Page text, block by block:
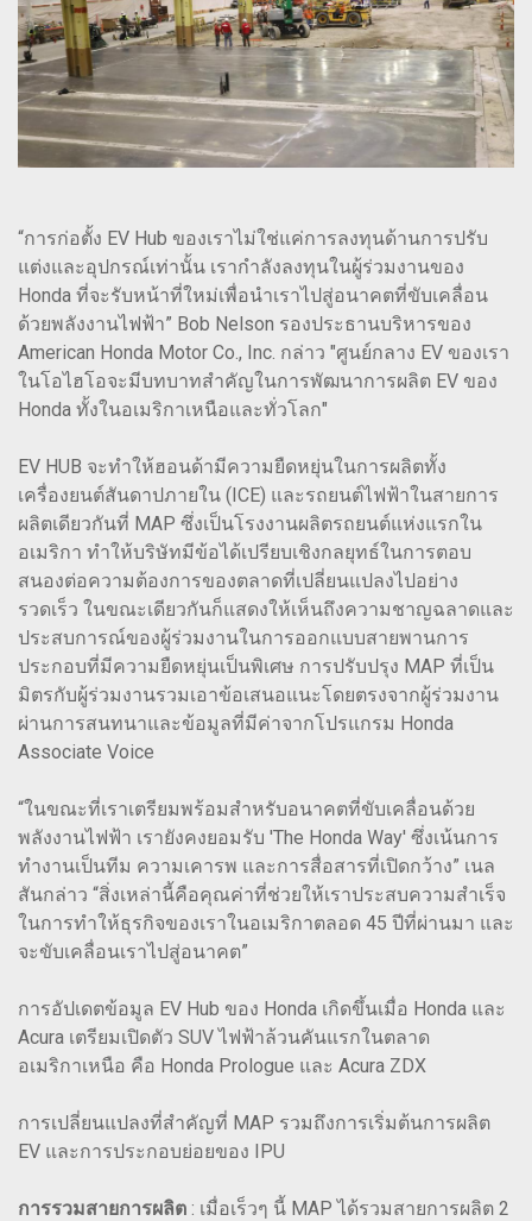
“การก่อตั้ง EV Hub ของเราไม่ใช่แค่การลงทุนด้านการปรับ
แต่งและอุปกรณ์เท่านั้น เรากำลังลงทุนในผู้ร่วมงานของ
Honda ที่จะรับหน้าที่ใหม่เพื่อนำเราไปสู่อนาคตที่ขับเคลื่อน
ด้วยพลังงานไฟฟ้า” Bob Nelson รองประธานบริหารของ
American Honda Motor Co., Inc. กล่าว "ศูนย์กลาง EV ของเรา
ในโอไฮโอจะมีบทบาทสำคัญในการพัฒนาการผลิต EV ของ
Honda ทั้งในอเมริกาเหนือและทั่วโลก"
EV HUB จะทำให้ฮอนด้ามีความยืดหยุ่นในการผลิตทั้ง
เครื่องยนต์สันดาปภายใน (ICE) และรถยนต์ไฟฟ้าในสายการ
ผลิตเดียวกันที่ MAP ซึ่งเป็นโรงงานผลิตรถยนต์แห่งแรกใน
อเมริกา ทำให้บริษัทมีข้อได้เปรียบเชิงกลยุทธ์ในการตอบ
สนองต่อความต้องการของตลาดที่เปลี่ยนแปลงไปอย่าง
รวดเร็ว ในขณะเดียวกันก็แสดงให้เห็นถึงความชาญฉลาดและ
ประสบการณ์ของผู้ร่วมงานในการออกแบบสายพานการ
ประกอบที่มีความยืดหยุ่นเป็นพิเศษ การปรับปรุง MAP ที่เป็น
มิตรกับผู้ร่วมงานรวมเอาข้อเสนอแนะโดยตรงจากผู้ร่วมงาน
ผ่านการสนทนาและข้อมูลที่มีค่าจากโปรแกรม Honda
Associate Voice
“ในขณะที่เราเตรียมพร้อมสำหรับอนาคตที่ขับเคลื่อนด้วย
พลังงานไฟฟ้า เรายังคงยอมรับ 'The Honda Way' ซึ่งเน้นการ
ทำงานเป็นทีม ความเคารพ และการสื่อสารที่เปิดกว้าง” เนล
สันกล่าว “สิ่งเหล่านี้คือคุณค่าที่ช่วยให้เราประสบความสำเร็จ
ในการทำให้ธุรกิจของเราในอเมริกาตลอด 45 ปีที่ผ่านมา และ
จะขับเคลื่อนเราไปสู่อนาคต”
การอัปเดตข้อมูล EV Hub ของ Honda เกิดขึ้นเมื่อ Honda และ
Acura เตรียมเปิดตัว SUV ไฟฟ้าล้วนคันแรกในตลาด
อเมริกาเหนือ คือ Honda Prologue และ Acura ZDX
การเปลี่ยนแปลงที่สำคัญที่ MAP รวมถึงการเริ่มต้นการผลิต
EV และการประกอบย่อยของ IPU
การรวมสายการผลิต : เมื่อเร็วๆ นี้ MAP ได้รวมสายการผลิต 2